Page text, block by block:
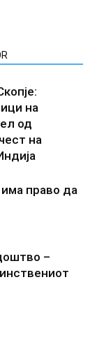
на
од
на
право да
–